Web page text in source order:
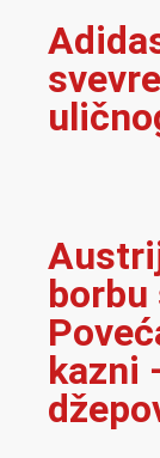
kazni